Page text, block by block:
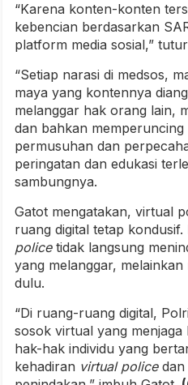
“Karena konten-konten
kebencian berdasarkan
platform media sosial,”
“Setiap narasi di medsos,
maya yang kontennya
melanggar hak orang lain,
dan bahkan
permusuhan dan
peringatan dan edukasi
sambungnya.
Gatot mengatakan, virtual
ruang digital tetap
policetidak langsung
yang melanggar,
dulu.
“Di ruang-ruang digital,
sosok virtual yang menjaga
hak-hak individu yang
kehadiran virtual policedan